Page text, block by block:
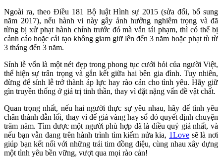
Ngoài ra, theo Điều 181 Bộ luật Hình sự 2015 (sửa đổi, bổ sung
năm 2017), nếu hành vi này gây ảnh hưởng nghiêm trọng và đã
từng bị xử phạt hành chính trước đó mà vẫn tái phạm, thì có thể bị
cảnh cáo hoặc cải tạo không giam giữ lên đến 3 năm hoặc phạt tù từ
3 tháng đến 3 năm.
Sính lễ vốn là một nét đẹp trong phong tục cưới hỏi của người Việt,
thể hiện sự trân trọng và gắn kết giữa hai bên gia đình. Tuy nhiên,
đừng để sính lễ trở thành áp lực hay rào cản cho tình yêu. Hãy giữ
gìn truyền thống ở giá trị tinh thần, thay vì đặt nặng vấn đề vật chất.
Quan trọng nhất, nếu hai người thực sự yêu nhau, hãy để tình yêu
chân thành dẫn lối, thay vì để giá vàng hay sổ đỏ quyết định chuyện
trăm năm. Tìm được một người phù hợp đã là điều quý giá nhất, và
nếu bạn vẫn đang trên hành trình tìm kiếm nửa kia, 1Love sẽ là nơi
giúp bạn kết nối với những trái tim đồng điệu, cùng nhau xây dựng
một tình yêu bền vững, vượt qua mọi rào cản!